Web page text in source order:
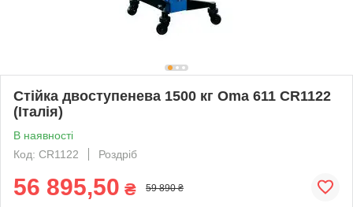
Стійка двоступенева 1500 кг Oma 611 CR1122
(Італія)
В наявності
Код: CR1122
Роздріб
56 895,50 ₴ 59 890 ₴